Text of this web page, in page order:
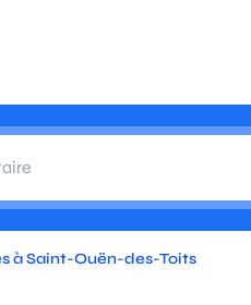
à Saint-Ouën-des-Toits